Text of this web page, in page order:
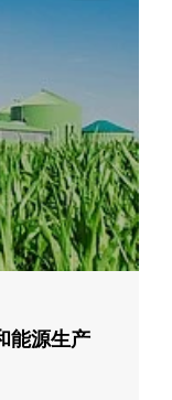
能源生产